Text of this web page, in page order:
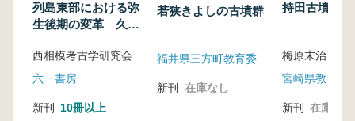
列島東部における弥
生後期の変革 久ヶ
と未来
西相模考古学研究会 西川修一・古屋紀之 編
六一書房
新刊 10冊以上
若狭きよしの古墳群
新刊 在庫なし
持田古墳群
梅原末治
宮崎県教育委
新刊 在庫なし